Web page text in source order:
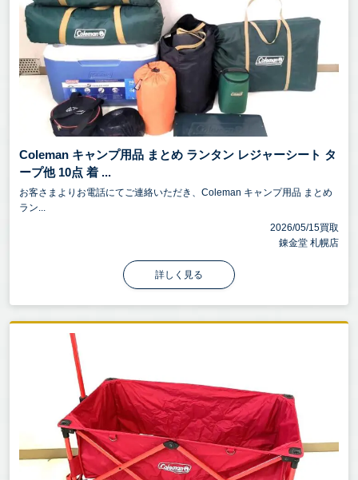
Coleman キャンプ用品 まとめ ランタン レジャーシート タ
ープ他 10点 着 ...
お客さまよりお電話にてご連絡いただき、Coleman キャンプ用品 まとめ
ラン...
2026/05/15買取
錬金堂 札幌店
詳しく見る